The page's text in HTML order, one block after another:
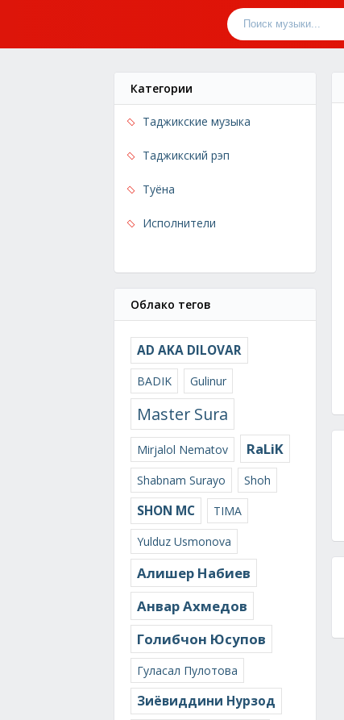
Категории
Таджикские музыка
Таджикский рэп
Туёна
Исполнители
Облако тегов
AD AKA DILOVAR
BADIK Gulinur
Master Sura
Mirjalol Nematov RaLiK
Shabnam Surayo Shoh
SHON MC
TIMA
Yulduz Usmonova
Алишер Набиев
Анвар Ахмедов
Голибчон Юсупов
Гуласал Пулотова
Зиёвиддини Нурзод